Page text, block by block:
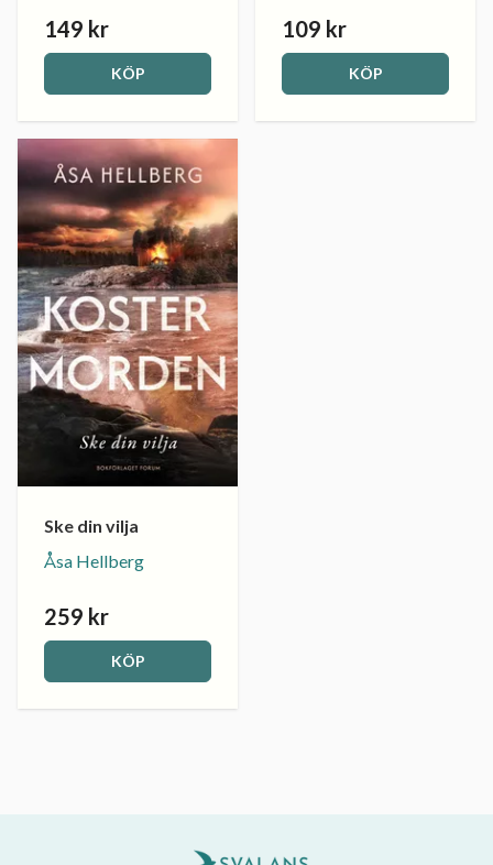
149 kr
KÖP
109 kr
KÖP
Ske din vilja
Åsa Hellberg
259 kr
KÖP